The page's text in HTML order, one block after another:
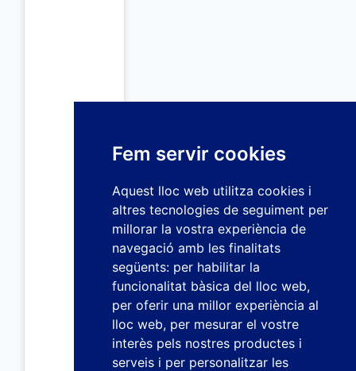
Fem servir cookies
Aquest lloc web utilitza cookies i
altres tecnologies de seguiment per
millorar la vostra experiència de
navegació amb les finalitats
següents: per habilitar la
funcionalitat bàsica del lloc web,
per oferir una millor experiència al
lloc web, per mesurar el vostre
interès pels nostres productes i
serveis i per personalitzar les